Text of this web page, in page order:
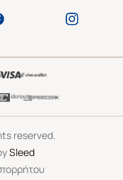
reserved.
Sleed